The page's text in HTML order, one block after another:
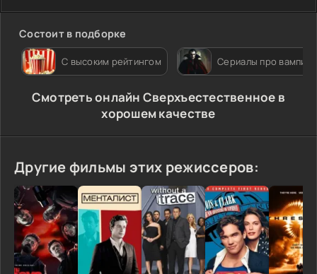
Состоит в подборке
С высоким рейтингом Сериалы про
Cмотреть онлайн Сверхъестественное в
хорошем качестве
Другие фильмы этих режиссеров: